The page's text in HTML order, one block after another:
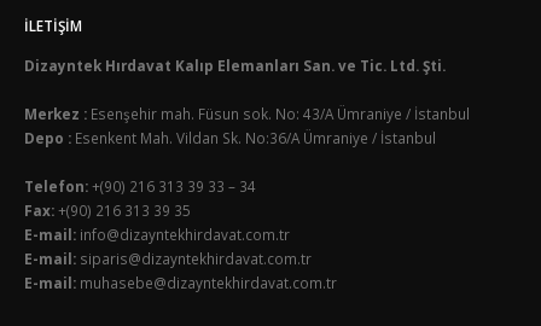
İLETIŞIM
Dizayntek Hırdavat Kalıp Elemanları San. ve Tic. Ltd. Şti.
Merkez : Esenşehir mah. Füsun sok. No: 43/A Ümraniye / İstanbul
Depo : Esenkent Mah. Vildan Sk. No:36/A Ümraniye / İstanbul
Telefon:+(90) 216 313 39 33 – 34
Fax:+(90) 216 313 39 35
E-mail: info@dizayntekhirdavat.com.tr
E-mail: siparis@dizayntekhirdavat.com.tr
E-mail: muhasebe@dizayntekhirdavat.com.tr